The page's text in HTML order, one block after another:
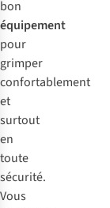
bon
équipement
pour
grimper
confortablement
et
surtout
en
toute
sécurité.
Vous